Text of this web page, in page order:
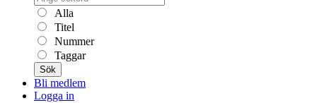
Alla
Titel
Nummer
Taggar
Sök
Bli medlem
Logga in